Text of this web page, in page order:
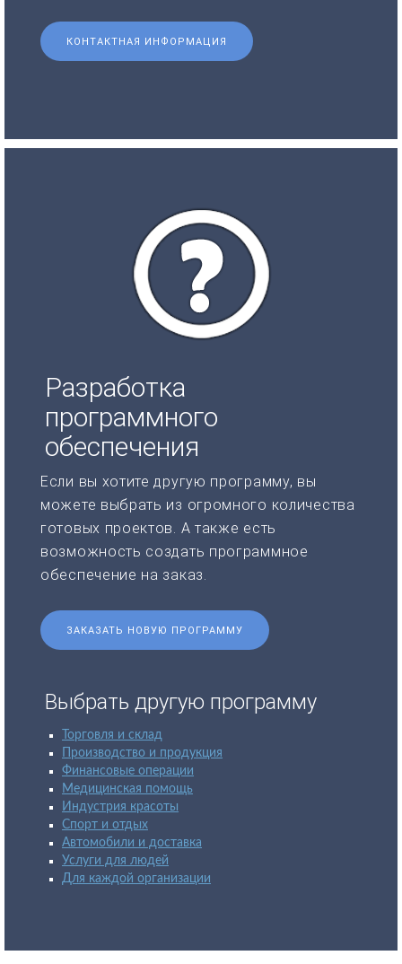
КОНТАКТНАЯ ИНФОРМАЦИЯ
Разработка
программного
обеспечения
Если вы хотите другую программу, вы
можете выбрать из огромного количества
готовых проектов. А также есть
возможность создать программное
обеспечение на заказ.
ЗАКАЗАТЬ НОВУЮ ПРОГРАММУ
Выбрать другую программу
Торговля и склад
Производство и продукция
Финансовые операции
Медицинская помощь
Индустрия красоты
Спорт и отдых
Автомобили и доставка
Услуги для людей
Для каждой организации